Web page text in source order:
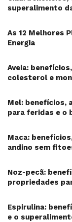
superalimento
As 12 Melhores
Energia
Aveia:
colesterol e
Mel: benefícios,
para feridas e o
Maca:
andino sem
Noz-pecã:
propriedades
Espirulina:
e o